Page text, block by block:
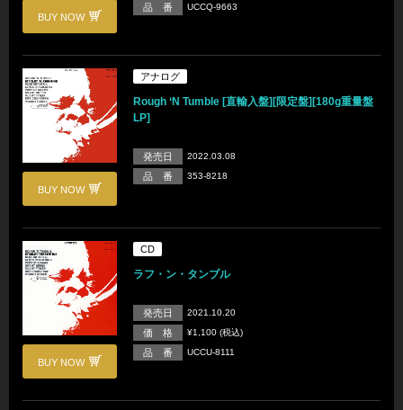
BUY NOW
品 番 UCCQ-9663
BUY NOW
アナログ
Rough ‘N Tumble [直輸入盤][限定盤][180g重量盤
LP]
発売日 2022.03.08
品 番 353-8218
BUY NOW
CD
ラフ・ン・タンブル
発売日 2021.10.20
価 格 ¥1,100 (税込)
品 番 UCCU-8111